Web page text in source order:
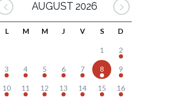
AUGUST 2026
L M M J V S D
1 2
3 4 5 6 7 8 9
10 11 12 13 14 15 16